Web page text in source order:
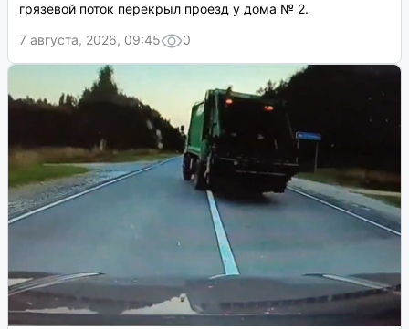
грязевой поток перекрыл проезд у дома № 2.
7 августа, 2026, 09:45
0